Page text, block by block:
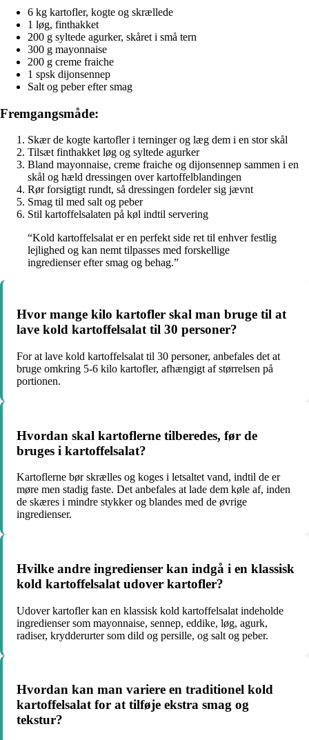
6 kg kartofler, kogte og skrællede
1 løg, finthakket
200 g syltede agurker, skåret i små tern
300 g mayonnaise
200 g creme fraiche
1 spsk dijonsennep
Salt og peber efter smag
Fremgangsmåde:
Skær de kogte kartofler i terninger og læg dem i en stor skål
Tilsæt finthakket løg og syltede agurker
Bland mayonnaise, creme fraiche og dijonsennep sammen i en
skål og hæld dressingen over kartoffelblandingen
Rør forsigtigt rundt, så dressingen fordeler sig jævnt
Smag til med salt og peber
Stil kartoffelsalaten på køl indtil servering
“Kold kartoffelsalat er en perfekt side ret til enhver festlig
lejlighed og kan nemt tilpasses med forskellige
ingredienser efter smag og behag.”
Hvor mange kilo kartofler skal man bruge til at
lave kold kartoffelsalat til 30 personer?
For at lave kold kartoffelsalat til 30 personer, anbefales det at
bruge omkring 5-6 kilo kartofler, afhængigt af størrelsen på
portionen.
Hvordan skal kartoflerne tilberedes, før de
bruges i kartoffelsalat?
Kartoflerne bør skrælles og koges i letsaltet vand, indtil de er
møre men stadig faste. Det anbefales at lade dem køle af, inden
de skæres i mindre stykker og blandes med de øvrige
ingredienser.
Hvilke andre ingredienser kan indgå i en klassisk
kold kartoffelsalat udover kartofler?
Udover kartofler kan en klassisk kold kartoffelsalat indeholde
ingredienser som mayonnaise, sennep, eddike, løg, agurk,
radiser, krydderurter som dild og persille, og salt og peber.
Hvordan kan man variere en traditionel kold
kartoffelsalat for at tilføje ekstra smag og
tekstur?